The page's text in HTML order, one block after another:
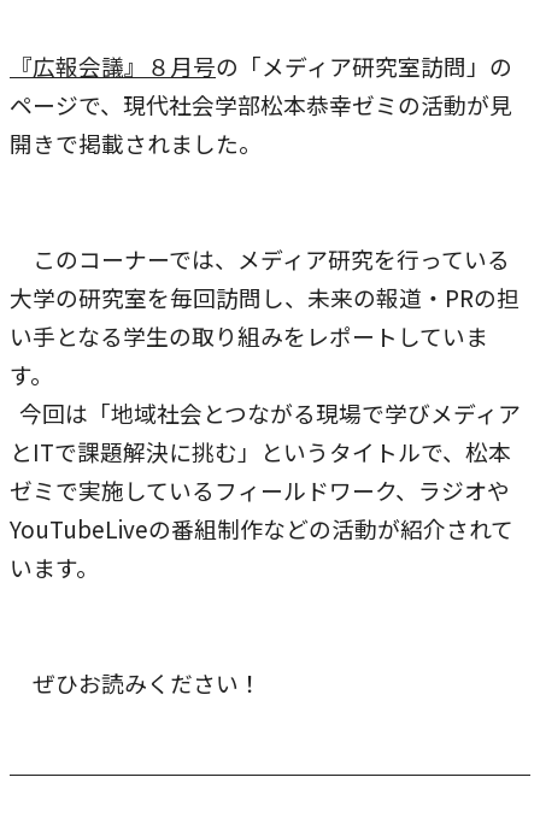
『広報会議』８月号の「メディア研究室訪問」の
ページで、現代社会学部松本恭幸ゼミの活動が見
開きで掲載されました。
このコーナーでは、メディア研究を行っている
大学の研究室を毎回訪問し、未来の報道・PRの担
い手となる学生の取り組みをレポートしていま
す。
今回は「地域社会とつながる現場で学びメディア
とITで課題解決に挑む」というタイトルで、松本
ゼミで実施しているフィールドワーク、ラジオや
YouTubeLiveの番組制作などの活動が紹介されて
います。
ぜひお読みください！